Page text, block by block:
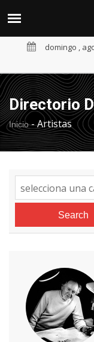
domingo ,
Directorio
Inicio-Artistas
Search